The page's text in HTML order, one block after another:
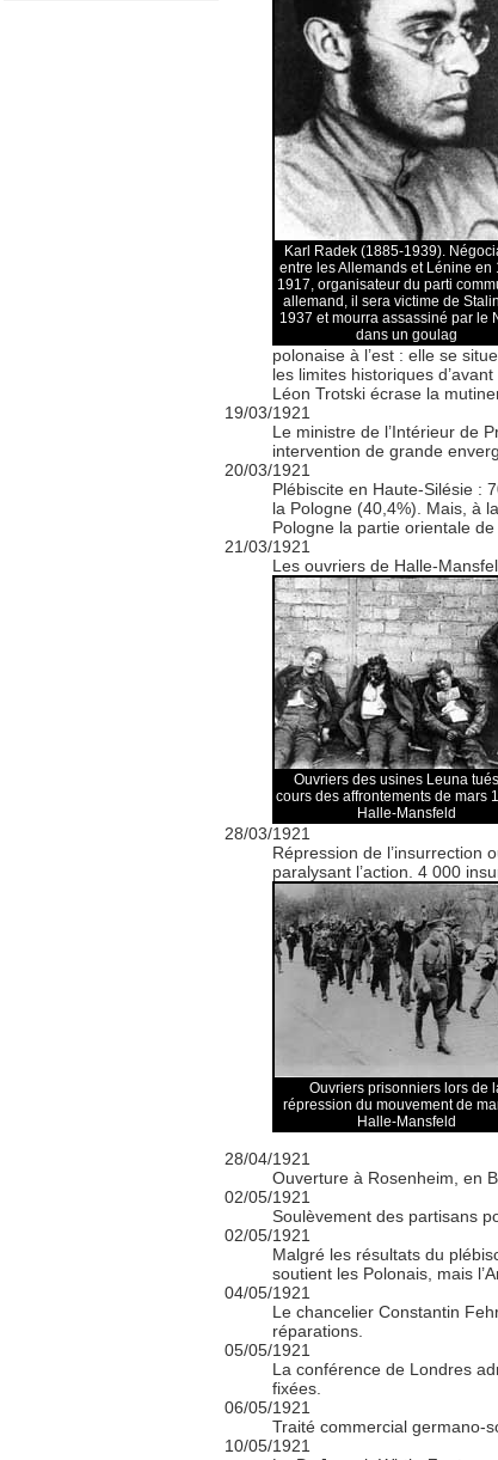
Karl Radek (1885-1939).
entre les Allemands et Lénine en
1917, organisateur du parti
allemand, il sera victime de
1937 et mourra assassiné par le
dans un goulag
polonaise à l’est : elle se
les limites historiques
Léon Trotski écrase la
19/03/1921
Le ministre de l’Intérieur de
intervention de grande
20/03/1921
Plébiscite en Haute-Silésie :
la Pologne (40,4%). Mais, à
Pologne la partie orientale
21/03/1921
Les ouvriers de Halle-
Ouvriers des usines Leuna
cours des affrontements de mars
Halle-Mansfeld
28/03/1921
Répression de l’insurrection
paralysant l’action. 4 000
Ouvriers prisonniers lors de
répression du mouvement de
Halle-Mansfeld
28/04/1921
Ouverture à Rosenheim, en
02/05/1921
Soulèvement des partisans
02/05/1921
Malgré les résultats du
soutient les Polonais, mais
04/05/1921
Le chancelier Constantin
réparations.
05/05/1921
La conférence de Londres
fixées.
06/05/1921
Traité commercial germano-
10/05/1921